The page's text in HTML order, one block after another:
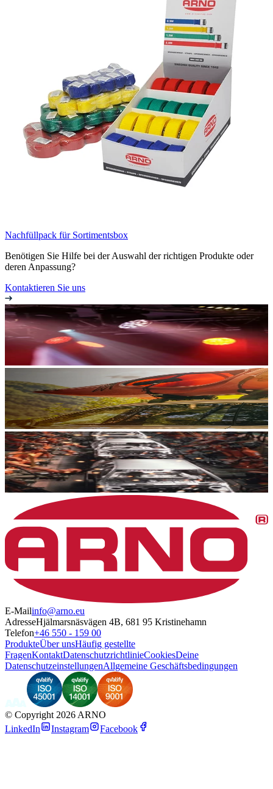
Nachfüllpack für Sortimentsbox
Benötigen Sie Hilfe bei der Auswahl der richtigen Produkte oder
deren Anpassung?
Kontaktieren Sie uns
E-Mailinfo@arno.eu
AdresseHjälmarsnäsvägen 4B, 681 95 Kristinehamn
Telefon+46 550 - 159 00
ProdukteÜber unsHäufig gestellte
FragenKontaktDatenschutzrichtlinieCookiesDeine
DatenschutzeinstellungenAllgemeine Geschäftsbedingungen
© Copyright 2026 ARNO
LinkedIn
Instagram Facebook